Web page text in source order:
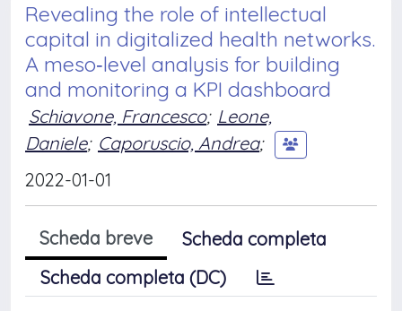
Revealing the role of intellectual
capital in digitalized health networks.
A meso‑level analysis for building
and monitoring a KPI dashboard
Schiavone, Francesco; Leone,
Daniele; Caporuscio, Andrea;
2022-01-01
Scheda breve
Scheda completa
Scheda completa (DC)